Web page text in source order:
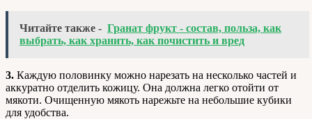
Читайте также - Гранат фрукт - состав, польза, как
выбрать, как хранить, как почистить и вред
3. Каждую половинку можно нарезать на несколько частей и
аккуратно отделить кожицу. Она должна легко отойти от
мякоти. Очищенную мякоть нарежьте на небольшие кубики
для удобства.